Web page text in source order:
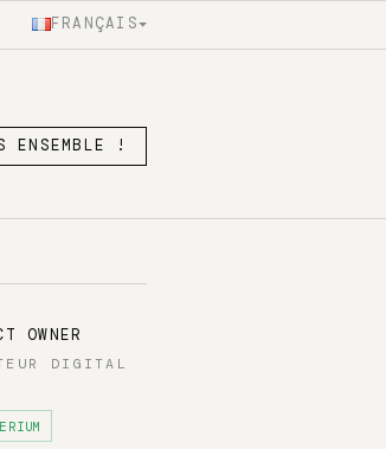
FRANÇAIS
ENSEMBLE !
OWNER
DIGITAL